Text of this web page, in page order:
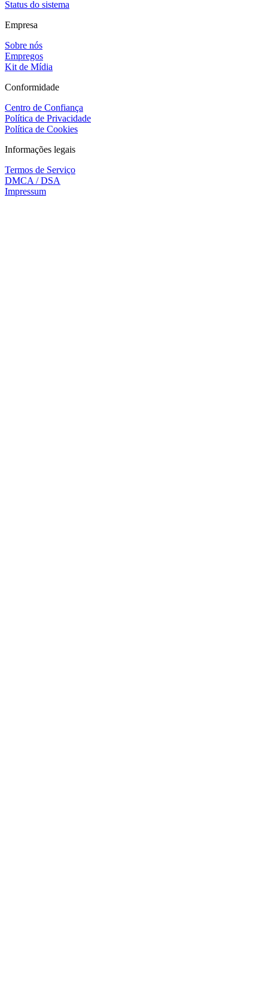
Status do sistema
Empresa
Sobre nós
Empregos
Kit de Mídia
Conformidade
Centro de Confiança
Política de Privacidade
Política de Cookies
Informações legais
Termos de Serviço
DMCA / DSA
Impressum